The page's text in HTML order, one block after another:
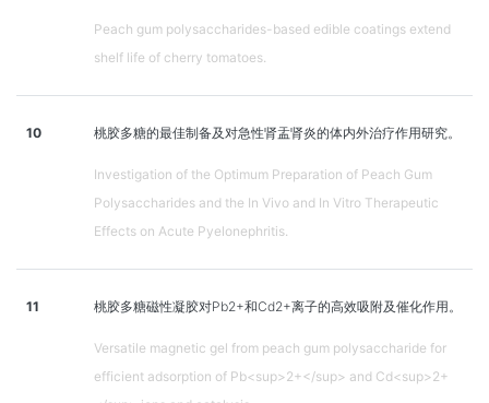
Peach gum polysaccharides-based edible coatings extend
shelf life of cherry tomatoes.
10 桃胶多糖的最佳制备及对急性肾盂肾炎的体内外治疗作用研究。
Investigation of the Optimum Preparation of Peach Gum
Polysaccharides and the In Vivo and In Vitro Therapeutic
Effects on Acute Pyelonephritis.
11 桃胶多糖磁性凝胶对Pb2+和Cd2+离子的高效吸附及催化作用。
Versatile magnetic gel from peach gum polysaccharide for
efficient adsorption of Pb<sup>2+</sup> and Cd<sup>2+